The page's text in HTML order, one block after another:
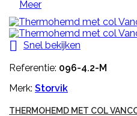
Meer
 Snel bekijken
Referentie: 096-4.2-M
Merk: Storvik
THERMOHEMD MET COL